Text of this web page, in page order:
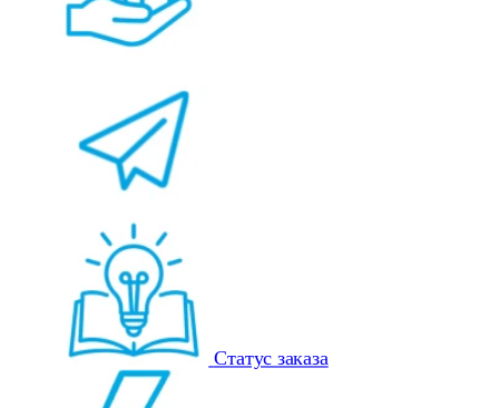
Статус заказа